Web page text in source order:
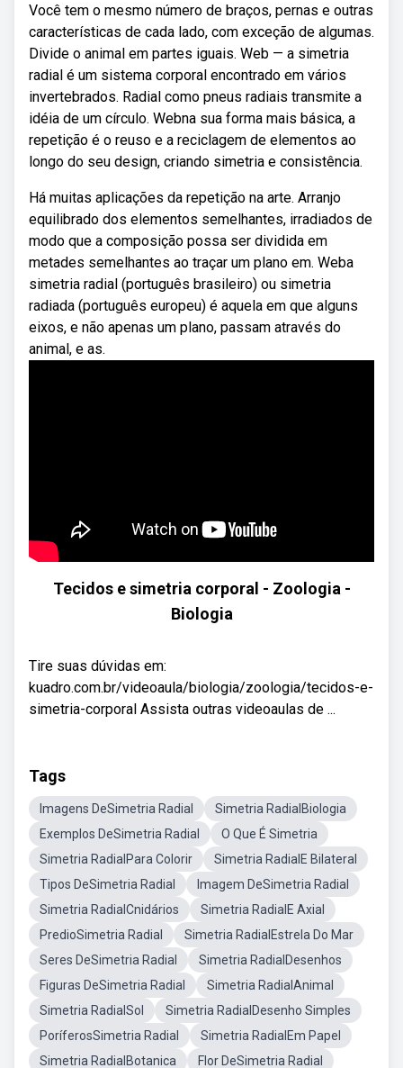
Você tem o mesmo número de braços, pernas e outras
características de cada lado, com exceção de algumas.
Divide o animal em partes iguais. Web — a simetria
radial é um sistema corporal encontrado em vários
invertebrados. Radial como pneus radiais transmite a
idéia de um círculo. Webna sua forma mais básica, a
repetição é o reuso e a reciclagem de elementos ao
longo do seu design, criando simetria e consistência.
Há muitas aplicações da repetição na arte. Arranjo
equilibrado dos elementos semelhantes, irradiados de
modo que a composição possa ser dividida em
metades semelhantes ao traçar um plano em. Weba
simetria radial (português brasileiro) ou simetria
radiada (português europeu) é aquela em que alguns
eixos, e não apenas um plano, passam através do
animal, e as.
Tecidos e simetria corporal - Zoologia -
Biologia
Tire suas dúvidas em:
kuadro.com.br/videoaula/biologia/zoologia/tecidos-e-
simetria-corporal Assista outras videoaulas de ...
Tags
Imagens DeSimetria Radial
Simetria RadialBiologia
Exemplos DeSimetria Radial
O Que É Simetria
Simetria RadialPara Colorir
Simetria RadialE Bilateral
Tipos DeSimetria Radial
Imagem DeSimetria Radial
Simetria RadialCnidários
Simetria RadialE Axial
PredioSimetria Radial
Simetria RadialEstrela Do Mar
Seres DeSimetria Radial
Simetria RadialDesenhos
Figuras DeSimetria Radial
Simetria RadialAnimal
Simetria RadialSol
Simetria RadialDesenho Simples
PoríferosSimetria Radial
Simetria RadialEm Papel
Simetria RadialBotanica
Flor DeSimetria Radial